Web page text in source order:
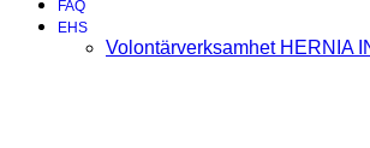
FAQ
EHS
Volontärverksamhet HERNIA